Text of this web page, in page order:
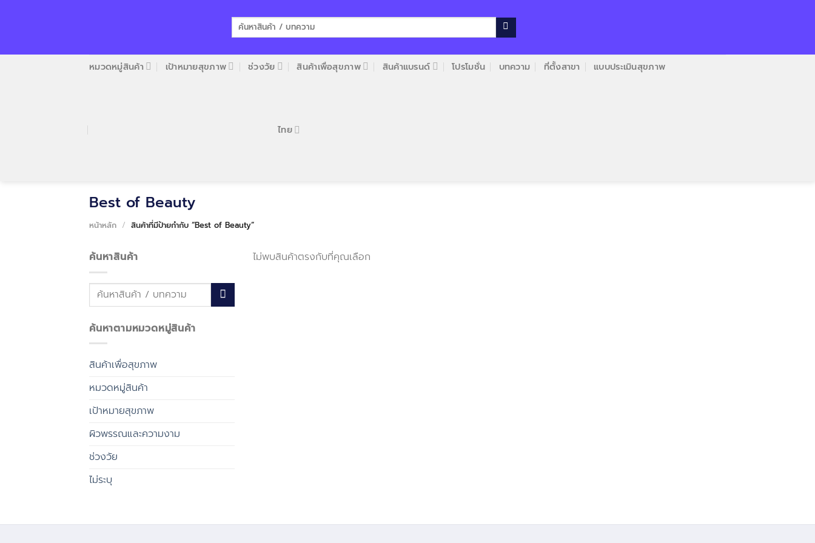
ค้นหา:
หมวดหมู่สินค้า เป้าหมายสุขภาพ ช่วงวัย สินค้าเพื่อสุขภาพ สินค้าแบรนด์ โปรโมชั่น บทความ ที่ตั้งสาขา แบบประเมินสุขภาพ
ไทย
Best of Beauty
หน้าหลัก / สินค้าที่มีป้ายกำกับ “Best of Beauty”
ค้นหาสินค้า
ค้นหา:
ค้นหาตามหมวดหมู่สินค้า
สินค้าเพื่อสุขภาพ
หมวดหมู่สินค้า
เป้าหมายสุขภาพ
ผิวพรรณและความงาม
ช่วงวัย
ไม่ระบุ
ไม่พบสินค้าตรงกับที่คุณเลือก